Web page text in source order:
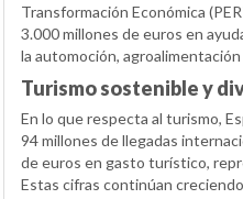
Transformación Económica
3.000 millones de euros en
la automoción,
Turismo sostenible y
En lo que respecta al turismo,
94 millones de llegadas
de euros en gasto turístico,
Estas cifras continúan